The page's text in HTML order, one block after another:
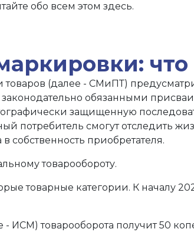
обо всем этом здесь.
что
(далее - СМиПТ)
обязанными
защищенную
потребитель смогут отследить
собственность приобретателя.
товарообороту.
товарные категории. К началу
товарооборота получит 50